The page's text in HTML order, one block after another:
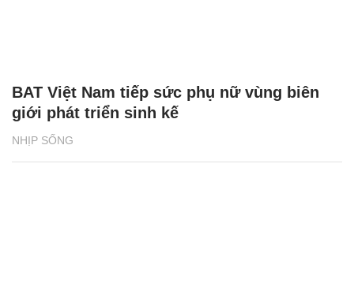
NHỊP SỐNG
BAT Việt Nam tiếp sức phụ nữ vùng biên
giới phát triển sinh kế